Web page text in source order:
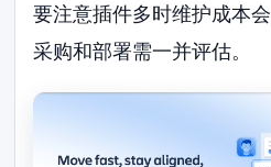
要注意插件多时维护成本
采购和部署需一并评估。